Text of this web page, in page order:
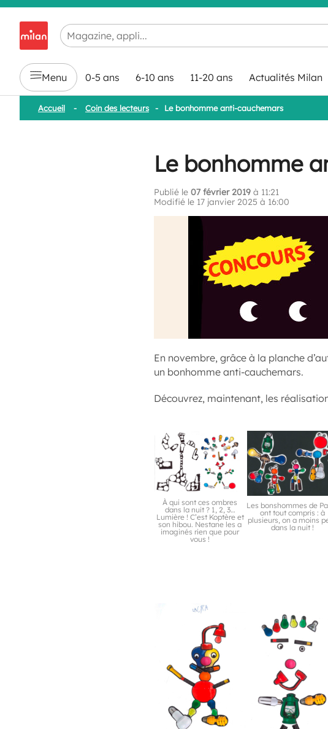
Chargement en cours...
Menu 0-5 ans 6-10 ans 11-20 ans Actualités Milan
Accueil - Coin des lecteurs - Le bonhomme anti-cauchemars
Le bonhomme
Publié le 07 février 2019 à 11:21
Modifié le 17 janvier 2025 à 16:00
En novembre, grâce à la planche
un bonhomme anti-cauchemars.
Découvrez, maintenant, les
À qui sont ces ombres
dans la nuit ? 1, 2, 3…
Lumière ! C’est Koptère et
son hibou. Nestane les a
imaginés rien que pour
vous !
Les bonshommes de
ont tout compris : à
plusieurs, on a moins
dans la nuit !